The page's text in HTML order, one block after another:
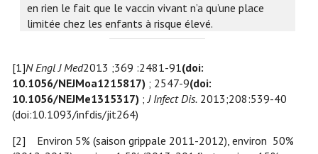
en rien le fait que le vaccin vivant n’a qu’une place
limitée chez les enfants à risque élevé.
[1]N Engl J Med2013 ;369 :2481-91(doi:
10.1056/NEJMoa1215817) ; 2547-9(doi:
10.1056/NEJMe1315317) ;J Infect Dis. 2013;208:539-40
(doi:10.1093/infdis/jit264)
[2] Environ 5% (saison grippale 2011-2012), environ 50%